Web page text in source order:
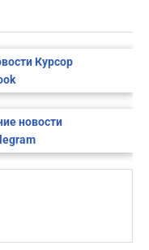
Курсор
новости